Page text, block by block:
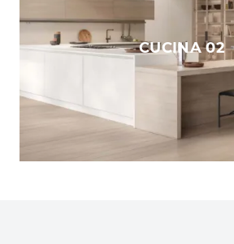
CUCINA 02